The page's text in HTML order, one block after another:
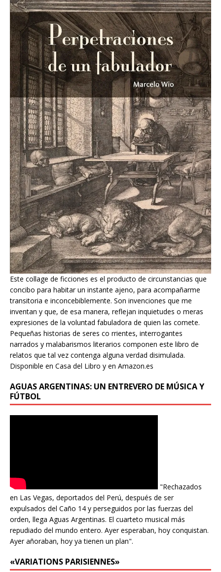
Este collage de ficciones es el producto de circunstancias que
concibo para habitar un instante ajeno, para acompañarme
transitoria e inconcebiblemente. Son invenciones que me
inventan y que, de esa manera, reflejan inquietudes o meras
expresiones de la voluntad fabuladora de quien las comete.
Pequeñas historias de seres co rrientes, interrogantes
narrados y malabarismos literarios componen este libro de
relatos que tal vez contenga alguna verdad disimulada.
Disponible en Casa del Libro y en Amazon.es
AGUAS ARGENTINAS: UN ENTREVERO DE MÚSICA Y
FÚTBOL
"Rechazados
en Las Vegas, deportados del Perú, después de ser
expulsados del Caño 14 y perseguidos por las fuerzas del
orden, llega Aguas Argentinas. El cuarteto musical más
repudiado del mundo entero. Ayer esperaban, hoy conquistan.
Ayer añoraban, hoy ya tienen un plan".
«VARIATIONS PARISIENNES»